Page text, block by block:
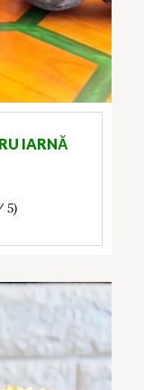
IARNĂ
5)